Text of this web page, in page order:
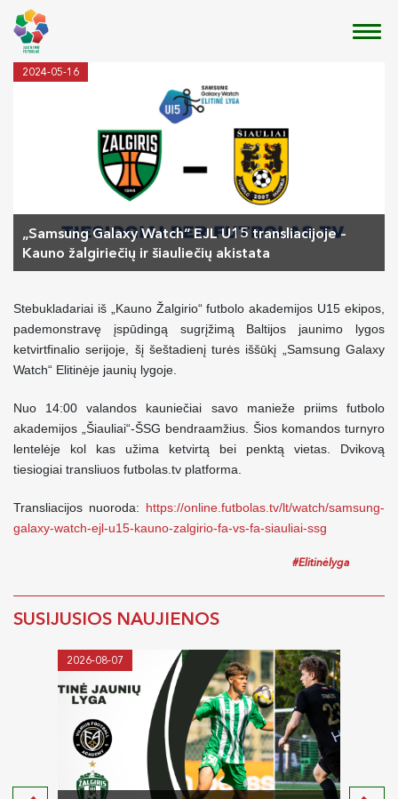
2024-05-16
„Samsung Galaxy Watch“ EJL U15 transliacijoje –
Kauno žalgiriečių ir šiauliečių akistata
Stebukladariai iš „Kauno Žalgirio“ futbolo akademijos U15 ekipos,
pademonstravę įspūdingą sugrįžimą Baltijos jaunimo lygos
ketvirtfinalio serijoje, šį šeštadienį turės iššūkį „Samsung Galaxy
Watch“ Elitinėje jaunių lygoje.
Nuo 14:00 valandos kauniečiai savo manieže priims futbolo
akademijos „Šiauliai“-ŠSG bendraamžius. Šios komandos turnyro
lentelėje kol kas užima ketvirtą bei penktą vietas. Dvikovą
tiesiogiai transliuos futbolas.tv platforma.
Transliacijos nuoroda: https://online.futbolas.tv/lt/watch/samsung-
galaxy-watch-ejl-u15-kauno-zalgirio-fa-vs-fa-siauliai-ssg
#Elitinėlyga
SUSIJUSIOS NAUJIENOS
2026-08-07